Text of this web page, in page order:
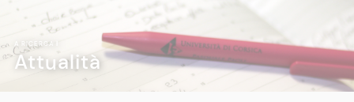
A RICERCA
Attualità